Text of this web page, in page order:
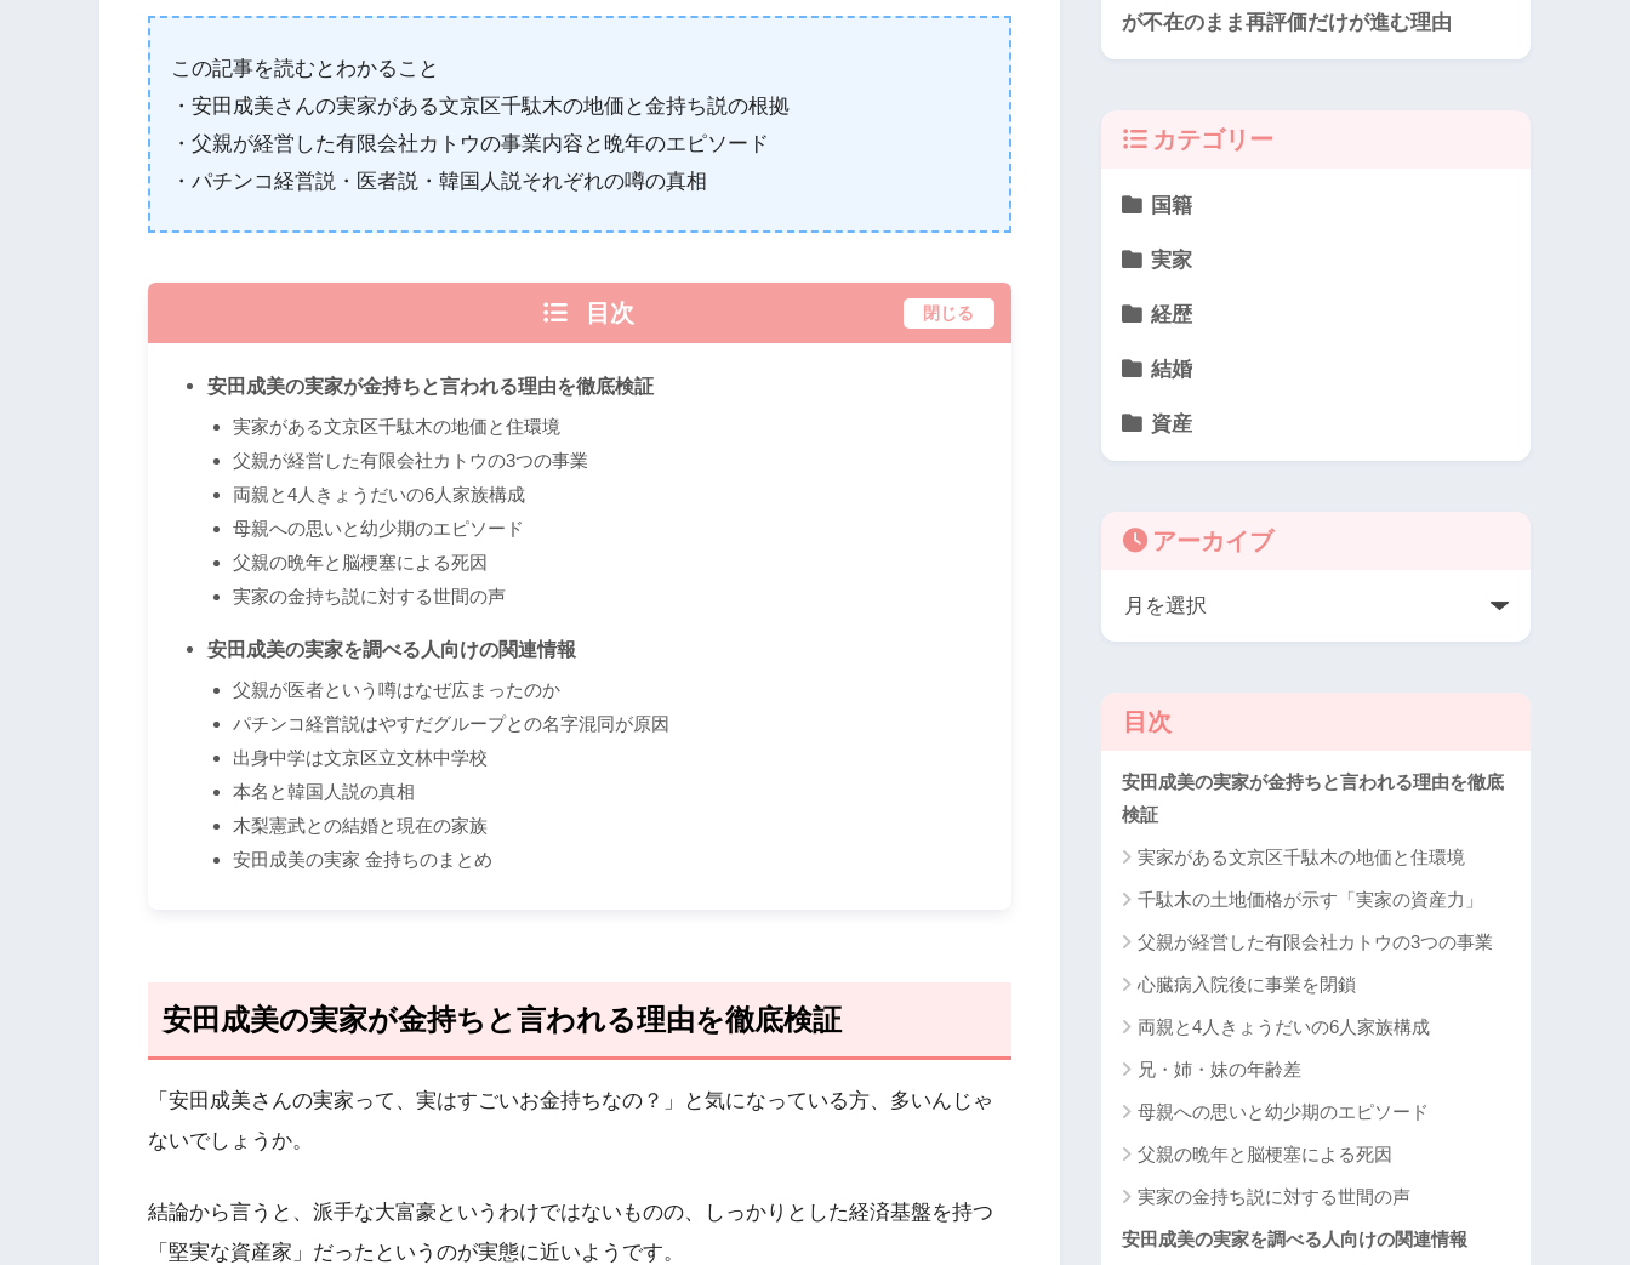
この記事を読むとわかること
・安田成美さんの実家がある文京区千駄木の地価と金持ち説の根拠
・父親が経営した有限会社カトウの事業内容と晩年のエピソード
・パチンコ経営説・医者説・韓国人説それぞれの噂の真相
目次 閉じる
安田成美の実家が金持ちと言われる理由を徹底検証
実家がある文京区千駄木の地価と住環境
父親が経営した有限会社カトウの3つの事業
両親と4人きょうだいの6人家族構成
母親への思いと幼少期のエピソード
父親の晩年と脳梗塞による死因
実家の金持ち説に対する世間の声
安田成美の実家を調べる人向けの関連情報
父親が医者という噂はなぜ広まったのか
パチンコ経営説はやすだグループとの名字混同が原因
出身中学は文京区立文林中学校
本名と韓国人説の真相
木梨憲武との結婚と現在の家族
安田成美の実家 金持ちのまとめ
安田成美の実家が金持ちと言われる理由を徹底検証
「安田成美さんの実家って、実はすごいお金持ちなの？」と気になっている方、多いんじゃ
ないでしょうか。
結論から言うと、派手な大富豪というわけではないものの、しっかりとした経済基盤を持つ
「堅実な資産家」だったというのが実態に近いようです。
が不在のまま再評価だけが進む理由
カテゴリー
国籍
実家
経歴
結婚
資産
アーカイブ
目次
安田成美の実家が金持ちと言われる理由を徹底
検証
実家がある文京区千駄木の地価と住環境
千駄木の土地価格が示す「実家の資産力」
父親が経営した有限会社カトウの3つの事業
心臓病入院後に事業を閉鎖
両親と4人きょうだいの6人家族構成
兄・姉・妹の年齢差
母親への思いと幼少期のエピソード
父親の晩年と脳梗塞による死因
実家の金持ち説に対する世間の声
安田成美の実家を調べる人向けの関連情報